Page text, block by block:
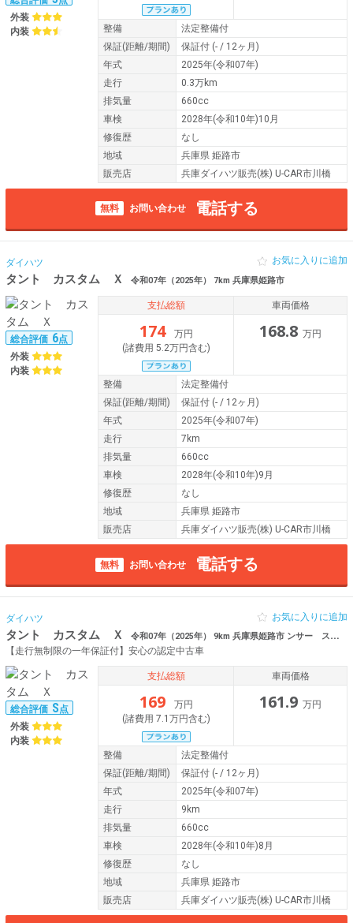
外装
内装
整備
法定整備付
保証(距離/期間) 保証付 (- / 12ヶ月)
年式
2025年(令和07年)
走行
0.3万km
排気量
660cc
車検
2028年(令和10年)10月
修復歴
なし
地域
兵庫県 姫路市
販売店
兵庫ダイハツ販売(株) U-CAR市川橋
無料 お問い合わせ 電話する
ダイハツ
タント カスタム Ｘ 令和07年（2025年） 7km 兵庫県姫路市
お気に入りに追加
総合評価 6点
外装
内装
支払総額
174
万円
(諸費用 5.2万円含む)
車両価格
168.8 万円
整備
法定整備付
保証(距離/期間) 保証付 (- / 12ヶ月)
年式
2025年(令和07年)
走行
7km
排気量
660cc
車検
2028年(令和10年)9月
修復歴
なし
地域
兵庫県 姫路市
販売店
兵庫ダイハツ販売(株) U-CAR市川橋
無料 お問い合わせ 電話する
ダイハツ
タント カスタム Ｘ 令和07年（2025年） 9km 兵庫県姫路市 ンサー スマートキー
【走行無制限の一年保証付】安心の認定中古車
お気に入りに追加
総合評価 S点
外装
内装
支払総額
169
万円
(諸費用 7.1万円含む)
車両価格
161.9 万円
整備
法定整備付
保証(距離/期間) 保証付 (- / 12ヶ月)
年式
2025年(令和07年)
走行
9km
排気量
660cc
車検
2028年(令和10年)8月
修復歴
なし
地域
兵庫県 姫路市
販売店
兵庫ダイハツ販売(株) U-CAR市川橋